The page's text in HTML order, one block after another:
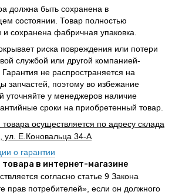
должна быть сохранена в
состоянии. Товар полностью
и сохранена фабричная упаковка.
риска повреждения или потери
службой или другой компанией-
не распространяется на
запчастей, поэтому во избежание
уточняйте у менеджеров наличие
сроки на приобретенный товар.
товара осуществляется по адресу склада
ул. Е.Коновальца 34-А
о гарантии
в интернет-магазине
согласно статье 9 Закона
прав потребителей», если он должного